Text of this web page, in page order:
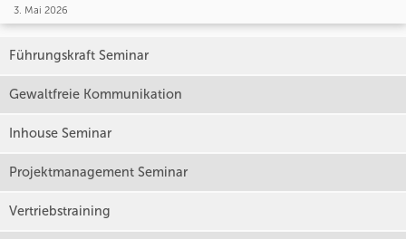
3. Mai 2026
Führungskraft Seminar
Gewaltfreie Kommunikation
Inhouse Seminar
Projektmanagement Seminar
Vertriebstraining